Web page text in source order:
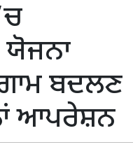
ਬਦਲਣ
ਆਪਰੇਸ਼ਨ